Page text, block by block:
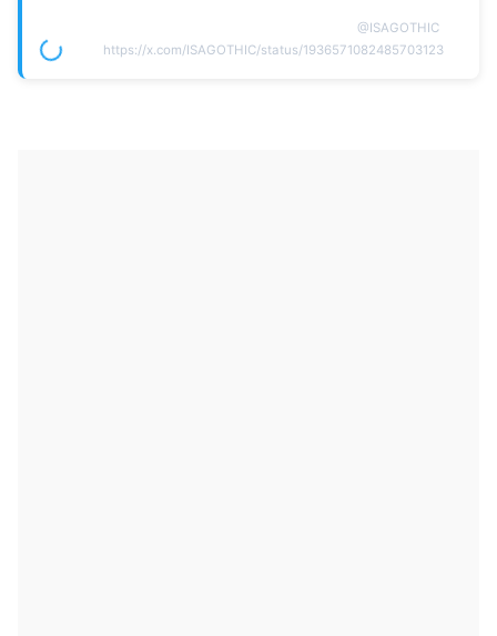
@ISAGOTHIC
https://x.com/ISAGOTHIC/status/1936571082485703123